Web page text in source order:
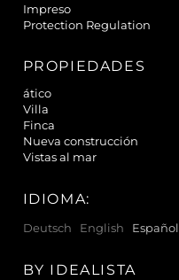
Impreso
Protection Regulation
PROPIEDADES
ático
Villa
Finca
Nueva construcción
Vistas al mar
IDIOMA:
Deutsch English Español
BY IDEALISTA